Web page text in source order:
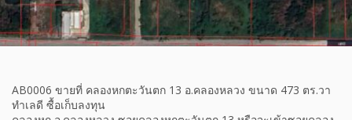
AB0006 ขายที่ คลองหกตะวันตก 13 อ.คลองหลวง ขนาด 473 ตร.วา
ทำเลดี ซื้อเก็บลงทุน